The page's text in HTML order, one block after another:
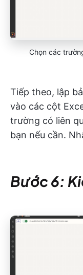
Chọn các
Tiếp theo, lập
vào các cột
trường có liên
bạn nếu cần.
Bước 6: